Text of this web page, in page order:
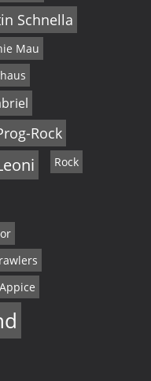
Schnella
Mau
Rock
Rock